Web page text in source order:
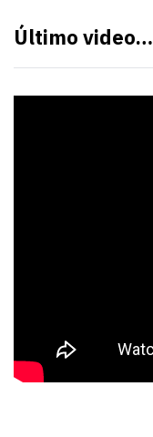
Último video…